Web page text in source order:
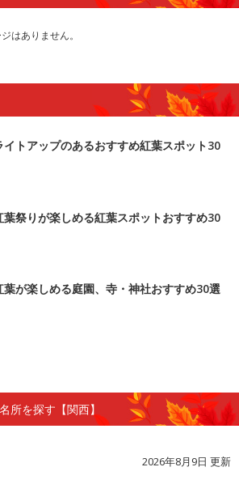
はありません。
イトアップのあるおすすめ紅葉スポット30
葉祭りが楽しめる紅葉スポットおすすめ30
葉が楽しめる庭園、寺・神社おすすめ30選
所を探す【関西】
2026年8月9日 更新